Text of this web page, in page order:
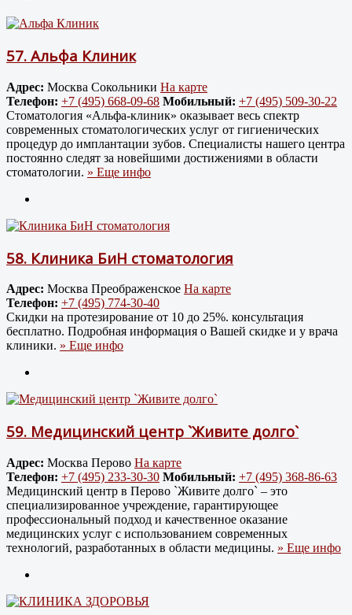
57. Альфа Клиник
Адрес: Москва Сокольники На карте
Телефон: +7 (495) 668-09-68 Мобильный: +7 (495) 509-30-22
Стоматология «Альфа-клиник» оказывает весь спектр
современных стоматологических услуг от гигиенических
процедур до имплантации зубов. Специалисты нашего центра
постоянно следят за новейшими достижениями в области
стоматологии. » Еще инфо
58. Клиника БиН стоматология
Адрес: Москва Преображенское На карте
Телефон: +7 (495) 774-30-40
Скидки на протезирование от 10 до 25%. консультация
бесплатно. Подробная информация о Вашей скидке и у врача
клиники. » Еще инфо
59. Медицинский центр `Живите долго`
Адрес: Москва Перово На карте
Телефон: +7 (495) 233-30-30 Мобильный: +7 (495) 368-86-63
Медицинский центр в Перово `Живите долго` – это
специализированное учреждение, гарантирующее
профессиональный подход и качественное оказание
медицинских услуг с использованием современных
технологий, разработанных в области медицины. » Еще инфо